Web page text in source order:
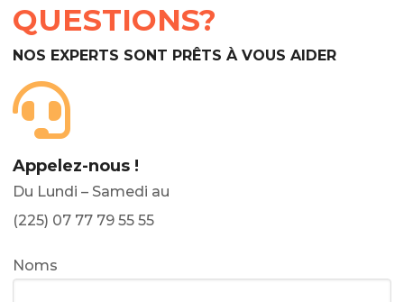
QUESTIONS?
NOS EXPERTS SONT PRÊTS À VOUS AIDER
Appelez-nous !
Du Lundi – Samedi au
(225) 07 77 79 55 55
Noms